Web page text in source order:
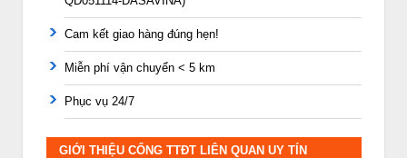
Cam kết giao hàng đúng hẹn!
Miễn phí vận chuyển < 5 km
Phục vụ 24/7
GIỚI THIỆU CỔNG TTĐT LIÊN QUAN UY TÍN